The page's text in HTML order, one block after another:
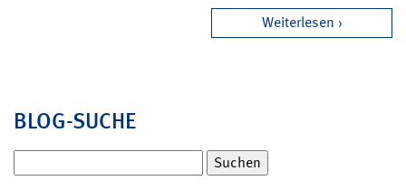
Weiterlesen
BLOG-SUCHE
nach: